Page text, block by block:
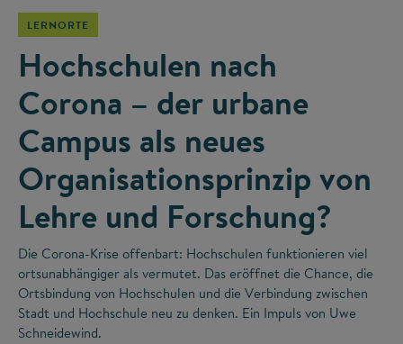
LERNORTE
Hochschulen nach
Corona – der urbane
Campus als neues
Organisationsprinzip von
Lehre und Forschung?
Die Corona-Krise offenbart: Hochschulen funktionieren viel
ortsunabhängiger als vermutet. Das eröffnet die Chance, die
Ortsbindung von Hochschulen und die Verbindung zwischen
Stadt und Hochschule neu zu denken. Ein Impuls von Uwe
Schneidewind.